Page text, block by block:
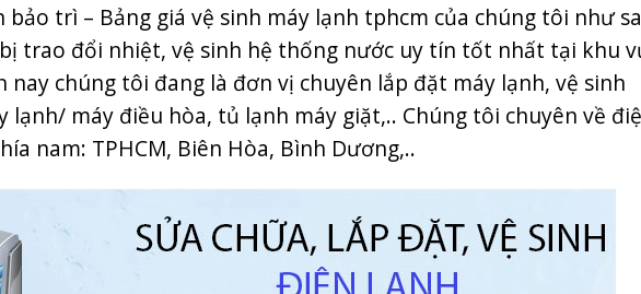
trì – Bảng giá vệ sinh máy lạnh tphcm của chúng tôi như
trao đổi nhiệt, vệ sinh hệ thống nước uy tín tốt nhất tại khu
nay chúng tôi đang là đơn vị chuyên lắp đặt máy lạnh, vệ sinh
lạnh/ máy điều hòa, tủ lạnh máy giặt,.. Chúng tôi chuyên về
nam: TPHCM, Biên Hòa, Bình Dương,..